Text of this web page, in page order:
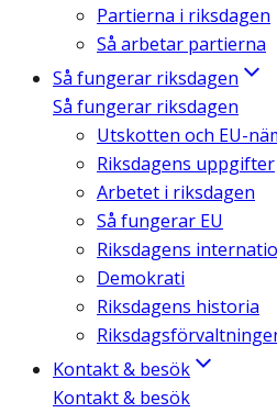
Partierna i riksdagen
Så arbetar partierna
Så fungerar riksdagen
Så fungerar riksdagen
Utskotten och EU-
Riksdagens uppgifter
Arbetet i riksdagen
Så fungerar EU
Riksdagens
Demokrati
Riksdagens historia
Kontakt & besök
Kontakt & besök